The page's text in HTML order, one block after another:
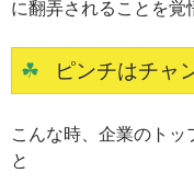
に翻弄されることを覚
☘ ピンチはチャ
こんな時、企業のト
と